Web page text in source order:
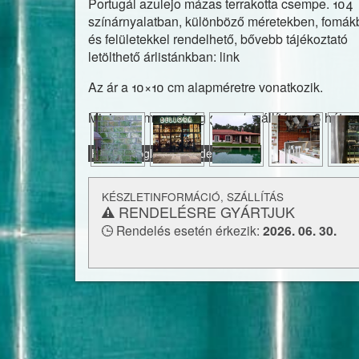
színárnyalatban, különböző méretekben,
és felületekkel rendelhető, bővebb tájékoztató
letölthető árlistánkban: link
Az ár a 10×10 cm alapméretre vonatkozik.
Minimum mennyiség 3 m2 / szállítás: 5-6 hét.
Hogyan foglaljam/rendeljem meg
KÉSZLETINFORMÁCIÓ, SZÁLLÍTÁS
RENDELÉSRE GYÁRTJUK
Rendelés esetén érkezik: 2026. 06. 30.